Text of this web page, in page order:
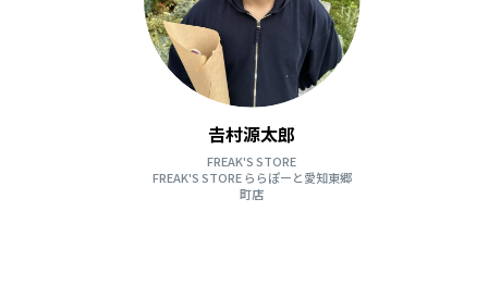
𠮷村源太郎
FREAK'S STORE
FREAK'S STORE ららぽーと愛知東郷
町店